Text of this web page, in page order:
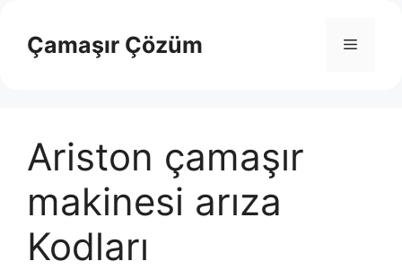
Çamaşır Çözüm Menü
Ariston çamaşır
makinesi arıza
Kodları